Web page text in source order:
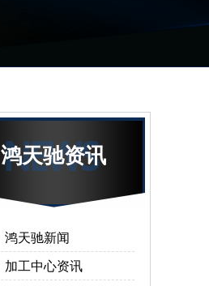
鸿天驰资讯
鸿天驰新闻
加工中心资讯